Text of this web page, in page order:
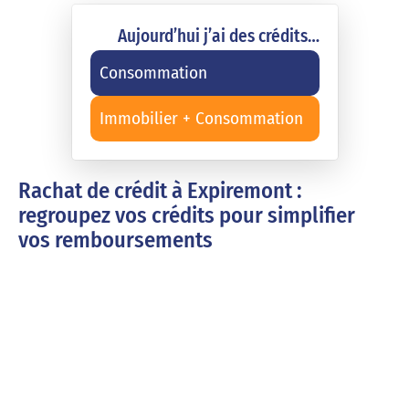
Aujourd’hui j’ai des crédits…
Consommation
Immobilier + Consommation
Rachat de crédit à Expiremont :
regroupez vos crédits pour simplifier
vos remboursements